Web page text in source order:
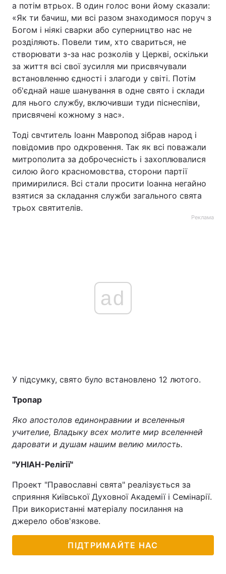
а потім втрьох. В один голос вони йому сказали:
«Як ти бачиш, ми всі разом знаходимося поруч з
Богом і ніякі сварки або суперництво нас не
розділяють. Повели тим, хто свариться, не
створювати з-за нас розколів у Церкві, оскільки
за життя всі свої зусилля ми присвячували
встановленню єдності і злагоди у світі. Потім
об'єднай наше шанування в одне свято і склади
для нього службу, включивши туди піснеспіви,
присвячені кожному з нас».
Тоді свчтитель Іоанн Мавропод зібрав народ і
повідомив про одкровення. Так як всі поважали
митрополита за доброчесність і захоплювалися
силою його красномовства, сторони партії
примирилися. Всі стали просити Іоанна негайно
взятися за складання служби загального свята
трьох святителів.
Реклама
ad
У підсумку, свято було встановлено 12 лютого.
Тропар
Яко апостолов единонравнии и вселенныя
учителие, Владыку всех молите мир вселенней
даровати и душам нашим велию милость.
"УНІАН-Релігії"
Проект "Православні свята" реалізується за
сприяння Київської Духовної Академії і Семінарії.
При використанні матеріалу посилання на
джерело обов'язкове.
ПІДТРИМАЙТЕ НАС